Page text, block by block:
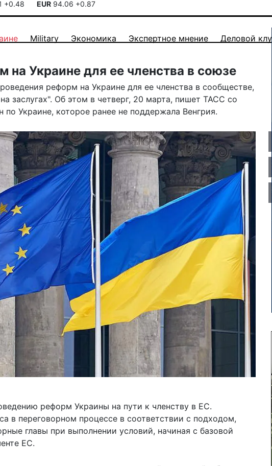
+0.48 EUR 94.06 +0.87
Military Экономика Экспертное мнение Деловой клуб
Украине для ее членства в союзе
реформ на Украине для ее членства в сообществе,
заслугах". Об этом в четверг, 20 марта, пишет ТАСС со
Украине, которое ранее не поддержала Венгрия.
реформ Украины на пути к членству в ЕС.
в переговорном процессе в соответствии с подходом,
главы при выполнении условий, начиная с базовой
ЕС.